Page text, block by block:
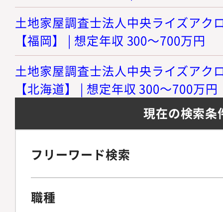
土地家屋調査士法人中央ライズアク
【福岡】 | 想定年収 300～700万円
土地家屋調査士法人中央ライズアク
【北海道】 | 想定年収 300～700万円
現在の検索条
フリーワード検索
職種